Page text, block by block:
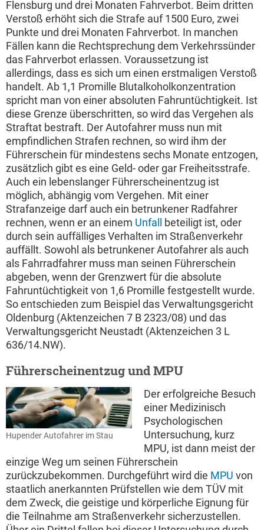
Flensburg und drei Monaten Fahrverbot. Beim dritten
Verstoß erhöht sich die Strafe auf 1500 Euro, zwei
Punkte und drei Monaten Fahrverbot. In manchen
Fällen kann die Rechtsprechung dem Verkehrssünder
das Fahrverbot erlassen. Voraussetzung ist
allerdings, dass es sich um einen erstmaligen Verstoß
handelt. Ab 1,1 Promille Blutalkoholkonzentration
spricht man von einer absoluten Fahruntüchtigkeit. Ist
diese Grenze überschritten, so wird das Vergehen als
Straftat bestraft. Der Autofahrer muss nun mit
empfindlichen Strafen rechnen, so wird ihm der
Führerschein für mindestens sechs Monate entzogen,
zusätzlich gibt es eine Geld- oder gar Freiheitsstrafe.
Auch ein lebenslanger Führerscheinentzug ist
möglich, abhängig vom Vergehen. Mit einer
Strafanzeige darf auch ein betrunkener Radfahrer
rechnen, wenn er an einem Unfall beteiligt ist, oder
durch sein auffälliges Verhalten im Straßenverkehr
auffällt. Sowohl als betrunkener Autofahrer als auch
als Fahrradfahrer muss man seinen Führerschein
abgeben, wenn der Grenzwert für die absolute
Fahruntüchtigkeit von 1,6 Promille festgestellt wurde.
So entschieden zum Beispiel das Verwaltungsgericht
Oldenburg (Aktenzeichen 7 B 2323/08) und das
Verwaltungsgericht Neustadt (Aktenzeichen 3 L
636/14.NW).
Führerscheinentzug und MPU
Hupender Autofahrer im Stau
Der erfolgreiche Besuch
einer Medizinisch
Psychologischen
Untersuchung, kurz
MPU, ist dann meist der
einzige Weg um seinen Führerschein
zurückzubekommen. Durchgeführt wird die MPU von
staatlich anerkannten Prüfstellen wie dem TÜV mit
dem Zweck, die geistige und körperliche Eignung für
die Teilnahme am Straßenverkehr sicherzustellen.